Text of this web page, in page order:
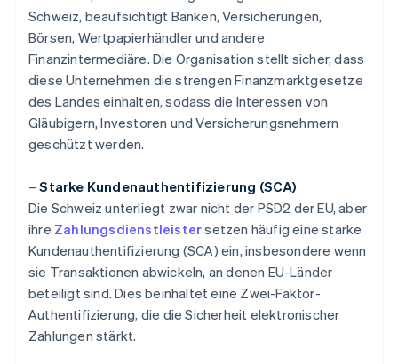
Schweiz, beaufsichtigt Banken, Versicherungen,
Börsen, Wertpapierhändler und andere
Finanzintermediäre. Die Organisation stellt sicher, dass
diese Unternehmen die strengen Finanzmarktgesetze
des Landes einhalten, sodass die Interessen von
Gläubigern, Investoren und Versicherungsnehmern
geschützt werden.
–Starke Kundenauthentifizierung (SCA)
Die Schweiz unterliegt zwar nicht der PSD2 der EU, aber
ihre Zahlungsdienstleistersetzen häufig eine starke
Kundenauthentifizierung (SCA) ein, insbesondere wenn
sie Transaktionen abwickeln, an denen EU-Länder
beteiligt sind. Dies beinhaltet eine Zwei-Faktor-
Authentifizierung, die die Sicherheit elektronischer
Zahlungen stärkt.